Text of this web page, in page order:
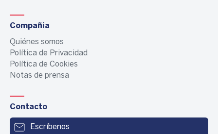
Compañia
Quiénes somos
Política de Privacidad
Política de Cookies
Notas de prensa
Contacto
Escríbenos